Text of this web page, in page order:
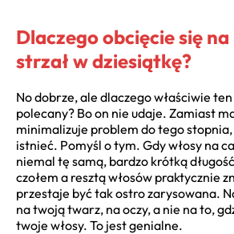
Dlaczego obcięcie się
strzał w dziesiątkę?
No dobrze, ale dlaczego właściwie
polecany? Bo on nie udaje. Zamiast
minimalizuje problem do tego
istnieć. Pomyśl o tym. Gdy włosy na
niemal tę samą, bardzo krótką
czołem a resztą włosów praktycznie
przestaje być tak ostro zarysowana.
na twoją twarz, na oczy, a nie na to,
twoje włosy. To jest genialne.